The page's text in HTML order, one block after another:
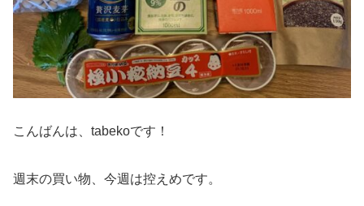
こんばんは、tabekoです！
週末の買い物、今週は控えめです。